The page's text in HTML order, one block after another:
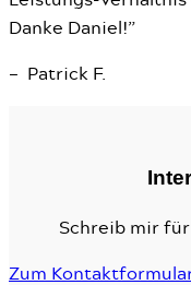
Danke Daniel!”
– Patrick F.
Schreib mir
Zum